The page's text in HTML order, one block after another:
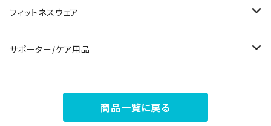
ナイトドレス
その他
リング
その他
半袖/5分
7分/長袖
ペチコート/ペチパンツ
トートバッグ
ショルダーバッグ
カジュアルバッグ
財布
アクセサリーケース
スニーカー
ブーツ
フィットネスウェア
セット販売
サポーター/ケア用品
商品一覧に戻る